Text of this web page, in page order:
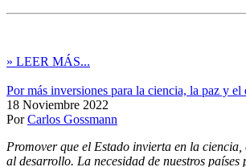
» LEER MÁS...
Por más inversiones para la ciencia, la paz y el
18 Noviembre 2022
PorCarlos Gossmann
Promover que el Estado invierta en la ciencia,
al desarrollo. La necesidad de nuestros